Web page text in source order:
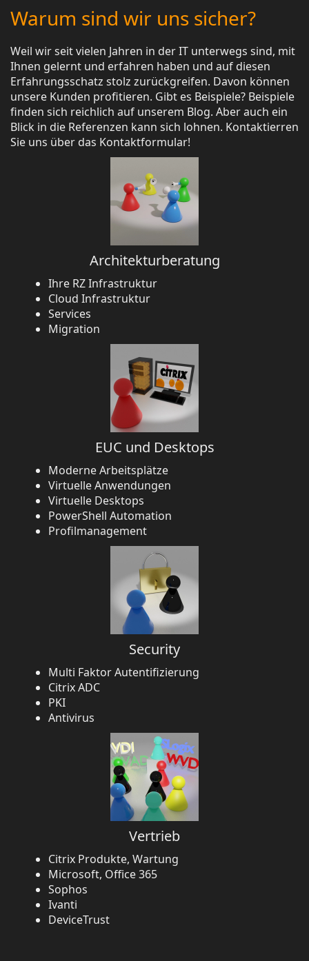
Warum sind wir uns sicher?
Weil wir seit vielen Jahren in der IT unterwegs sind, mit
Ihnen gelernt und erfahren haben und auf diesen
Erfahrungsschatz stolz zurückgreifen. Davon können
unsere Kunden profitieren. Gibt es Beispiele? Beispiele
finden sich reichlich auf unserem Blog. Aber auch ein
Blick in die Referenzen kann sich lohnen. Kontaktierren
Sie uns über das Kontaktformular!
Architekturberatung
Ihre RZ Infrastruktur
Cloud Infrastruktur
Services
Migration
EUC und Desktops
Moderne Arbeitsplätze
Virtuelle Anwendungen
Virtuelle Desktops
PowerShell Automation
Profilmanagement
Security
Multi Faktor Autentifizierung
Citrix ADC
PKI
Antivirus
Vertrieb
Citrix Produkte, Wartung
Microsoft, Office 365
Sophos
Ivanti
DeviceTrust